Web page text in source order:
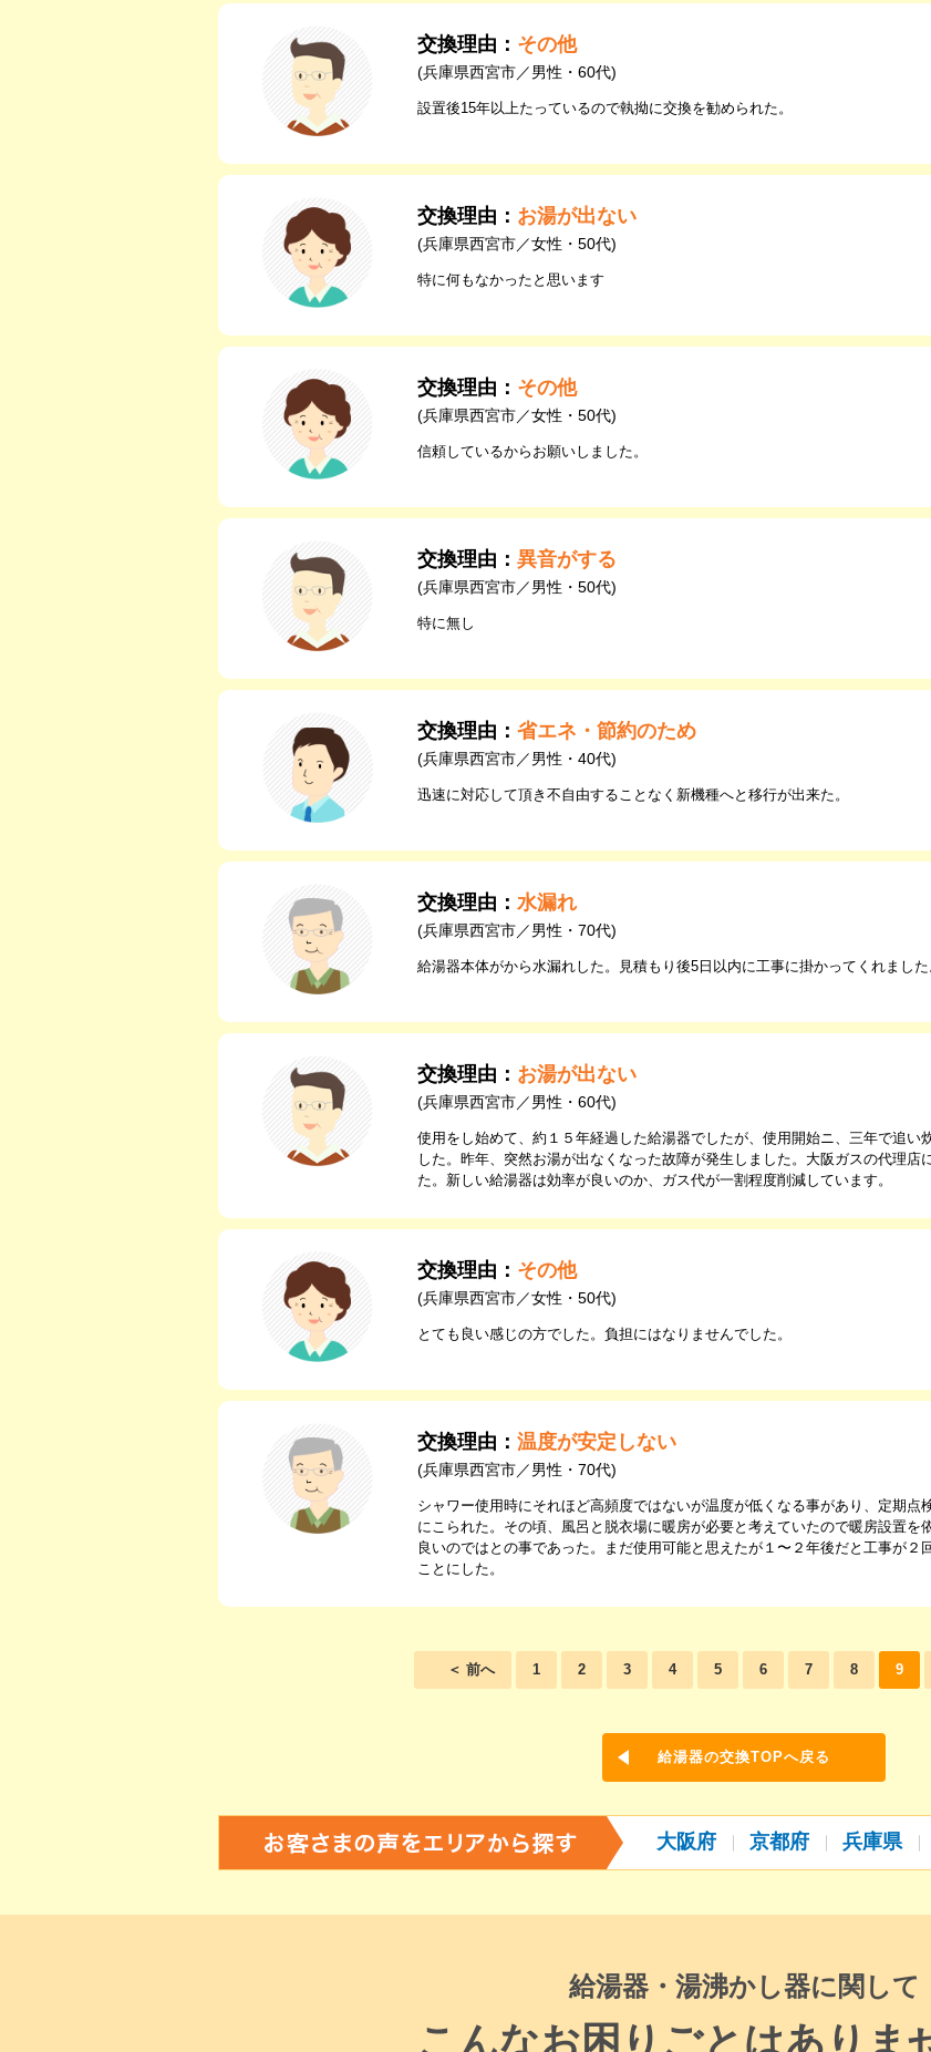
交換理由： その他
(兵庫県西宮市／男性・60代)
設置後15年以上たっているので執拗に交換を勧められた。
交換理由： お湯が出ない
(兵庫県西宮市／女性・50代)
特に何もなかったと思います
交換理由： その他
(兵庫県西宮市／女性・50代)
信頼しているからお願いしました。
交換理由： 異音がする
(兵庫県西宮市／男性・50代)
特に無し
交換理由： 省エネ・節約のため
(兵庫県西宮市／男性・40代)
迅速に対応して頂き不自由することなく新機種へと移行が出来た。
交換理由： 水漏れ
(兵庫県西宮市／男性・70代)
給湯器本体がから水漏れした。見積もり後5日以内に工事に掛かってくれました
交換理由： お湯が出ない
(兵庫県西宮市／男性・60代)
使用をし始めて、約１５年経過した給湯器でしたが、使用開始ニ、三年で追い
した。昨年、突然お湯が出なくなった故障が発生しました。大阪ガスの代理店
た。新しい給湯器は効率が良いのか、ガス代が一割程度削減しています。
交換理由： その他
(兵庫県西宮市／女性・50代)
とても良い感じの方でした。負担にはなりませんでした。
交換理由： 温度が安定しない
(兵庫県西宮市／男性・70代)
シャワー使用時にそれほど高頻度ではないが温度が低くなる事があり、定期点
にこられた。その頃、風呂と脱衣場に暖房が必要と考えていたので暖房設置を
良いのではとの事であった。まだ使用可能と思えたが１〜２年後だと工事が２
ことにした。
＜ 前へ 1 2 3 4 5 6 7 8 9
給湯器の交換TOPへ戻る
大阪府 京都府 兵庫県
給湯器・湯沸かし器に関して
こんなお困りごとはありま